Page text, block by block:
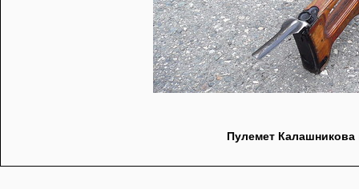
Пулемет